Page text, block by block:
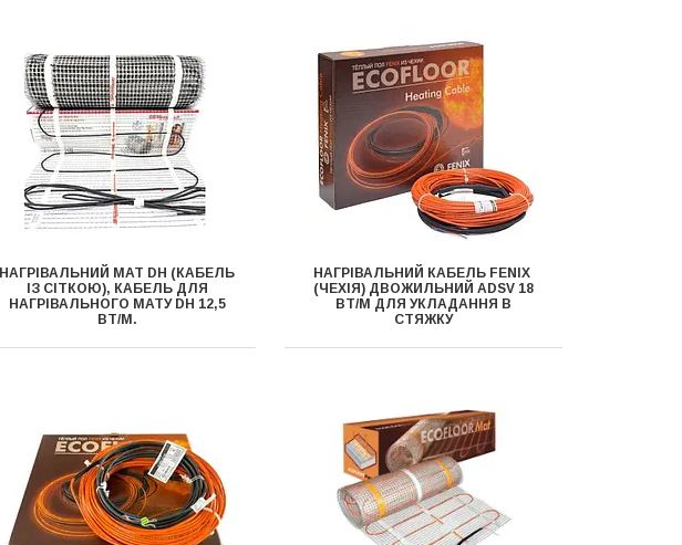
НАГРІВАЛЬНИЙ МАТ DH (КАБЕЛЬ
ІЗ СІТКОЮ), КАБЕЛЬ ДЛЯ
НАГРІВАЛЬНОГО МАТУ DH 12,5
ВТ/М.
НАГРІВАЛЬНИЙ КАБЕЛЬ FENIX ​​
(ЧЕХІЯ) ДВОЖИЛЬНИЙ ADSV 18
ВТ/М ДЛЯ УКЛАДАННЯ В
СТЯЖКУ